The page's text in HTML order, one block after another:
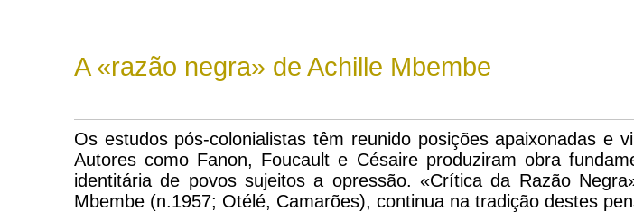
A «razão negra» de Achille Mbembe
Os estudos pós-colonialistas têm reunido posições apaixonadas e
Autores como Fanon, Foucault e Césaire produziram obra
identitária de povos sujeitos a opressão. «Crítica da Razão
Mbembe (n.1957; Otélé, Camarões), continua na tradição destes